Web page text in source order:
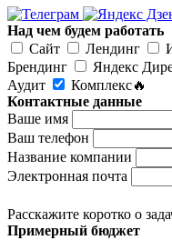
Над чем будем работать
Сайт
Лендинг
Брендинг
Яндекс
Аудит
Комплекс🔥
Контактные данные
Ваше имя
Ваш телефон
Название компании
Электронная почта
Расскажите коротко о
Примерный бюджет